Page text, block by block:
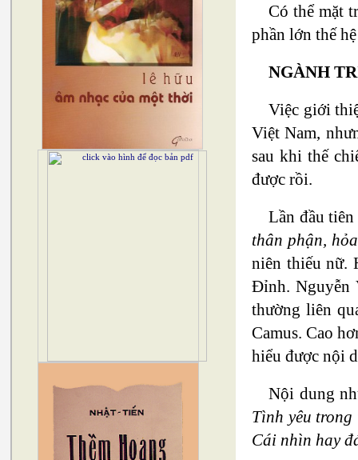
Có thể mặt
phần lớn thế
NGÀNH
Việc giới
Việt Nam,
sau khi thế
được rồi.
Lần đầu
thân phận,
niên thiếu nữ.
Đỉnh. Nguyễn
thường liên
Camus. Cao
hiểu được nội
Nội dung
Tình yêu trong
Cái nhìn hay